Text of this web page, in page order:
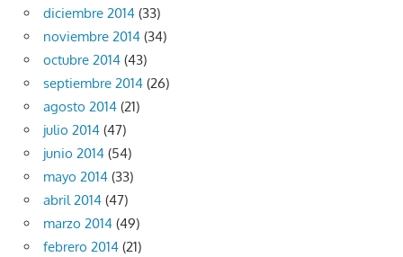
diciembre 2014 (33)
noviembre 2014 (34)
octubre 2014 (43)
septiembre 2014 (26)
agosto 2014 (21)
julio 2014 (47)
junio 2014 (54)
mayo 2014 (33)
abril 2014 (47)
marzo 2014 (49)
febrero 2014 (21)